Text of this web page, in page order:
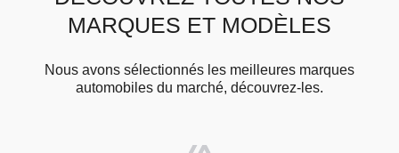
MARQUES ET MODÈLES
Nous avons sélectionnés les meilleures marques
automobiles du marché, découvrez-les.